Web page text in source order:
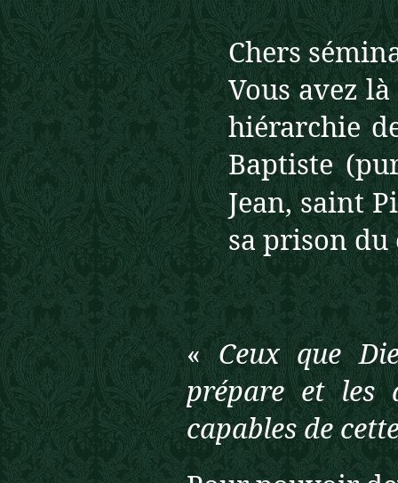
Chers
Vous avez
hiérarchie
Baptiste
Jean, saint
sa prison
« Ceux que
prépare et les
capables de